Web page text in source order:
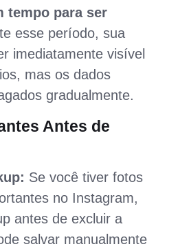
tempo para ser
esse período, sua
imediatamente visível
mas os dados
gradualmente.
Antes de
Se você tiver fotos
no Instagram,
antes de excluir a
salvar manualmente